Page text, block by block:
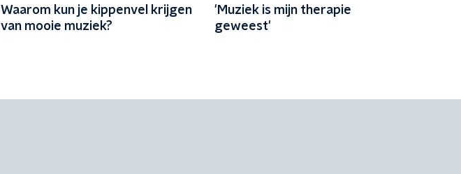
Waarom kun je kippenvel krijgen
van mooie muziek?
'Muziek is mijn therapie
geweest'